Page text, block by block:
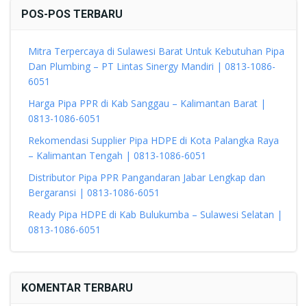
POS-POS TERBARU
Mitra Terpercaya di Sulawesi Barat Untuk Kebutuhan Pipa
Dan Plumbing – PT Lintas Sinergy Mandiri | 0813-1086-
6051
Harga Pipa PPR di Kab Sanggau – Kalimantan Barat |
0813-1086-6051
Rekomendasi Supplier Pipa HDPE di Kota Palangka Raya
– Kalimantan Tengah | 0813-1086-6051
Distributor Pipa PPR Pangandaran Jabar Lengkap dan
Bergaransi | 0813-1086-6051
Ready Pipa HDPE di Kab Bulukumba – Sulawesi Selatan |
0813-1086-6051
KOMENTAR TERBARU